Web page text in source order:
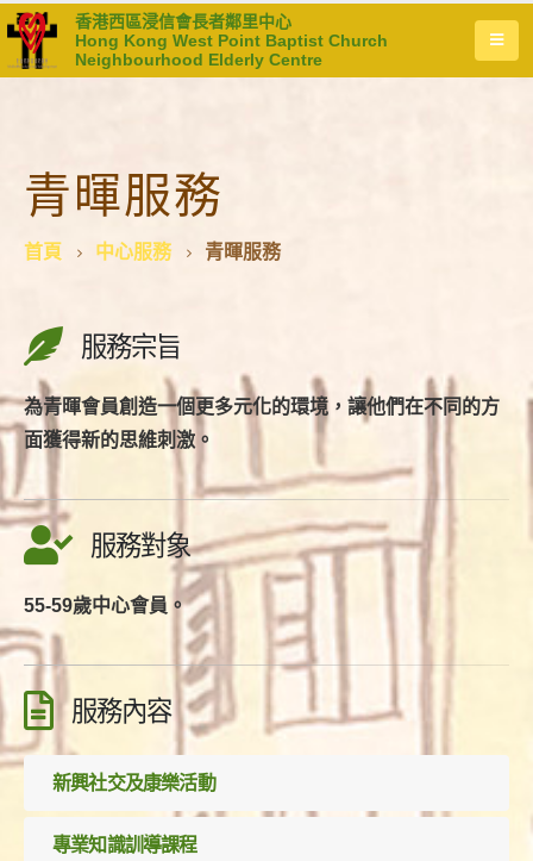
香港西區浸信會長者鄰里中心
Hong Kong West Point Baptist Church
Neighbourhood Elderly Centre
青暉服務
首頁 中心服務 青暉服務
服務宗旨
為青暉會員創造一個更多元化的環境，讓他們在不同的方
面獲得新的思維刺激。
服務對象
55-59歲中心會員。
服務內容
新興社交及康樂活動
專業知識訓導課程